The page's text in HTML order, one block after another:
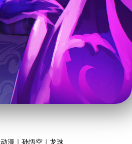
动漫｜孙悟空｜龙珠